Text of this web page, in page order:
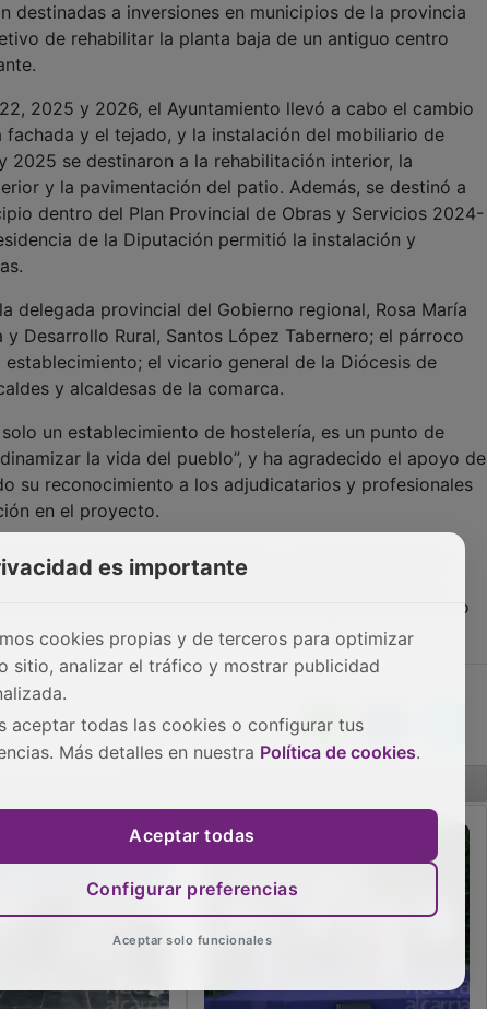
destinadas a inversiones en municipios de la provincia
de rehabilitar la planta baja de un antiguo centro
2025 y 2026, el Ayuntamiento llevó a cabo el cambio
y el tejado, y la instalación del mobiliario de
2025 se destinaron a la rehabilitación interior, la
y la pavimentación del patio. Además, se destinó a
dentro del Plan Provincial de Obras y Servicios 2024-
de la Diputación permitió la instalación y
delegada provincial del Gobierno regional, Rosa María
Desarrollo Rural, Santos López Tabernero; el párroco
el vicario general de la Diócesis de
y alcaldesas de la comarca.
un establecimiento de hostelería, es un punto de
la vida del pueblo”, y ha agradecido el apoyo de
su reconocimiento a los adjudicatarios y profesionales
en el proyecto.
de la alcaldesa de Alhóndiga y ha subrayado que el
distintas líneas de financiación, con una inversión
de la Diputación y del Gobierno regional a este tipo
es importante
cookies propias y de terceros para optimizar
sitio, analizar el tráfico y mostrar publicidad
aceptar todas las cookies o configurar tus
Más detalles en nuestra Política de cookies.
Aceptar todas
Configurar preferencias
Aceptar solo funcionales